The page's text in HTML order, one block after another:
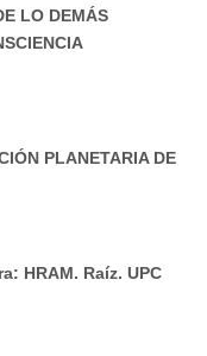
LO DEMÁS
PLANETARIA DE
HRAM. Raíz. UPC